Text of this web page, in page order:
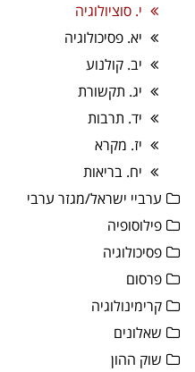
י. סוציולוגיה
יא. פסיכולוגיה
יב. קולנוע
יג. תקשורת
יד. תרבות
יז. מקרא
יח. בריאות
ערביי ישראל/מגזר ערבי
פילוסופיה
פסיכולוגיה
פרסום
קרימינולוגיה
שאלונים
שוק ההון